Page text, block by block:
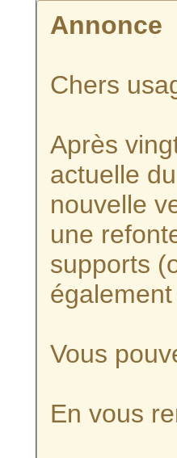
Annonce
Chers
Après
actuelle
nouvelle
une
supports
Vous
En vous